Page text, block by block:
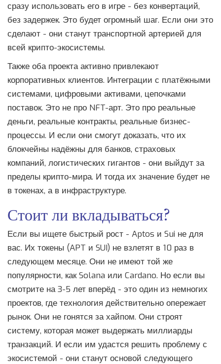
сразу использовать его в игре - без конвертаций,
без задержек. Это будет огромный шаг. Если они это
сделают - они станут транспортной артерией для
всей крипто-экосистемы.
Также оба проекта активно привлекают
корпоративных клиентов. Интеграции с платёжными
системами, цифровыми активами, цепочками
поставок. Это не про NFT-арт. Это про реальные
деньги, реальные контракты, реальные бизнес-
процессы. И если они смогут доказать, что их
блокчейны надёжны для банков, страховых
компаний, логистических гигантов - они выйдут за
пределы крипто-мира. И тогда их значение будет не
в токенах, а в инфраструктуре.
Стоит ли вкладываться?
Если вы ищете быстрый рост - Aptos и Sui не для
вас. Их токены (APT и SUI) не взлетят в 10 раз в
следующем месяце. Они не имеют той же
популярности, как Solana или Cardano. Но если вы
смотрите на 3-5 лет вперёд - это один из немногих
проектов, где технология действительно опережает
рынок. Они не гонятся за хайпом. Они строят
систему, которая может выдержать миллиарды
транзакций. И если им удастся решить проблему с
экосистемой - они станут основой следующего